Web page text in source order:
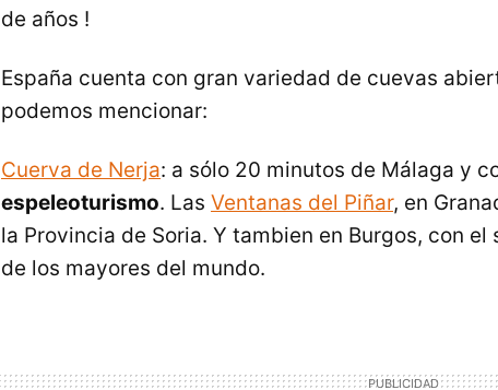
de años !
España cuenta con gran variedad de cuevas
podemos mencionar:
Cuerva de Nerja: a sólo 20 minutos de Málaga y
espeleoturismo. Las Ventanas del Piñar, en
la Provincia de Soria. Y tambien en Burgos, con el
de los mayores del mundo.